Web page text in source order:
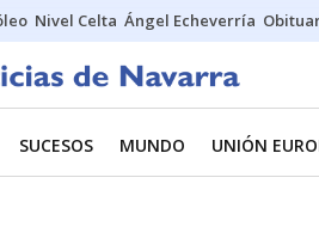
Nivel Celta Ángel Echeverría
SUCESOS MUNDO UNIÓN